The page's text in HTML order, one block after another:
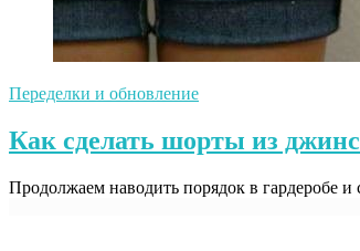
Переделки и обновление
Как сделать шорты из
Продолжаем наводить порядок в гардеробе